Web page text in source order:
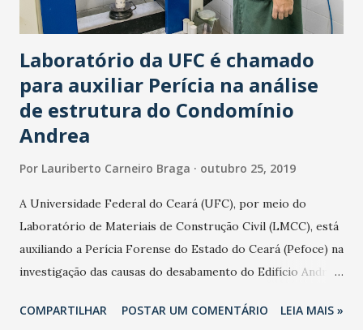
Laboratório da UFC é chamado
para auxiliar Perícia na análise
de estrutura do Condomínio
Andrea
Por Lauriberto Carneiro Braga outubro 25, 2019
A Universidade Federal do Ceará (UFC), por meio do
Laboratório de Materiais de Construção Civil (LMCC), está
auxiliando a Perícia Forense do Estado do Ceará (Pefoce) na
investigação das causas do desabamento do Edifício Andrea,
LMCC esteve no local da tragédia no último domingo (20)
COMPARTILHAR POSTAR UM COMENTÁRIO LEIA MAIS »